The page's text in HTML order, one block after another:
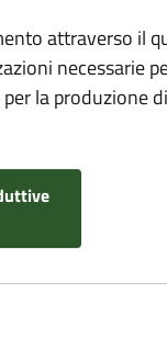
attraverso il
necessarie
la produzione